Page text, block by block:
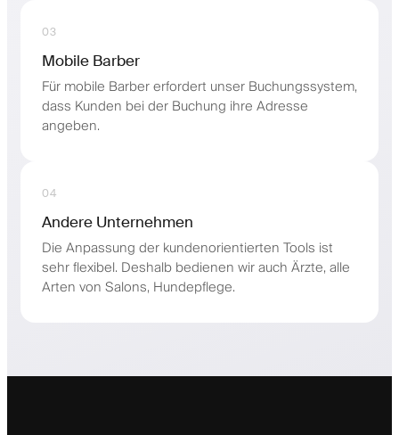
03
Mobile Barber
Für mobile Barber erfordert unser Buchungssystem,
dass Kunden bei der Buchung ihre Adresse
angeben.
04
Andere Unternehmen
Die Anpassung der kundenorientierten Tools ist
sehr flexibel. Deshalb bedienen wir auch Ärzte, alle
Arten von Salons, Hundepflege.